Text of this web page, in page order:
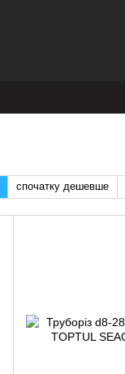
спочатку дешевше